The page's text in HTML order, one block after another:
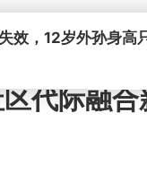
效，12岁外孙身高
代际融合